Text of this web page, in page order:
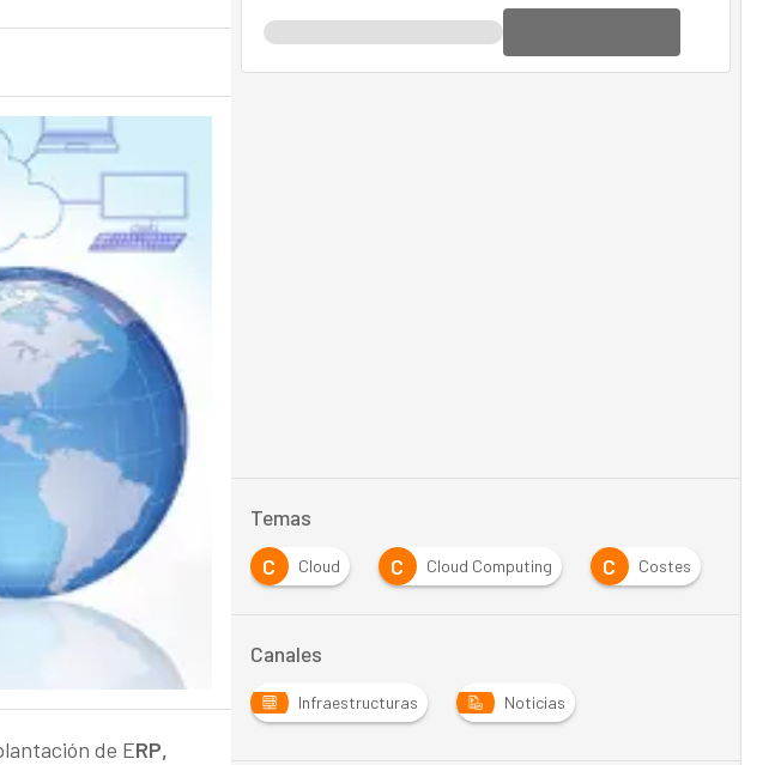
de ERP,
Temas
B
Business Intelligence C Cloud C Cloud Computing C Costes
Canales
Infraestructuras Noticias